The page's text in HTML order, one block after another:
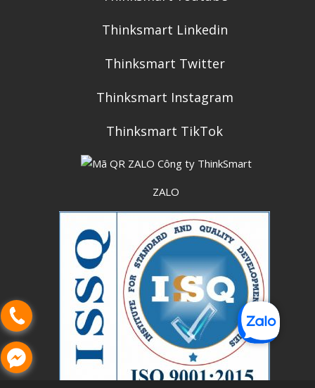
Thinksmart Linkedin
Thinksmart Twitter
Thinksmart Instagram
Thinksmart TikTok
ZALO